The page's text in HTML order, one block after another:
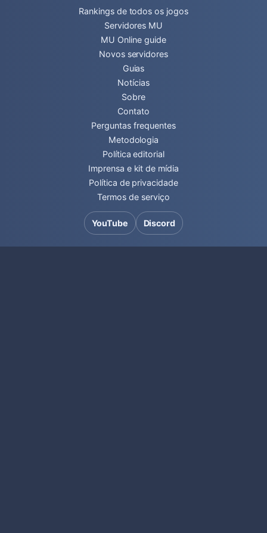
Rankings de todos os jogos
Servidores MU
MU Online guide
Novos servidores
Guias
Notícias
Sobre
Contato
Perguntas frequentes
Metodologia
Política editorial
Imprensa e kit de mídia
Política de privacidade
Termos de serviço
YouTube Discord